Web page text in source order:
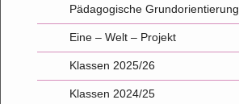
Pädagogische Grundorientierung
Eine – Welt – Projekt
Klassen 2025/26
Klassen 2024/25